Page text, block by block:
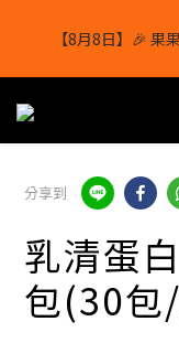
【8月8日】🎉 果
【1/8-31/8】
結帳輸入
[新會員
【8月8日】🎉 果
分享到
乳清蛋
包(30包